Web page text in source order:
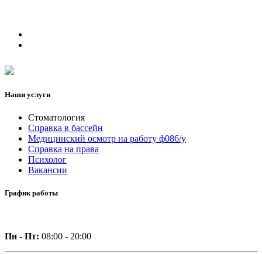
Наши услуги
Стоматология
Справка в бассейн
Медицинский осмотр на работу ф086/у
Справка на права
Психолог
Вакансии
График работы
Пн - Пт: 08:00 - 20:00